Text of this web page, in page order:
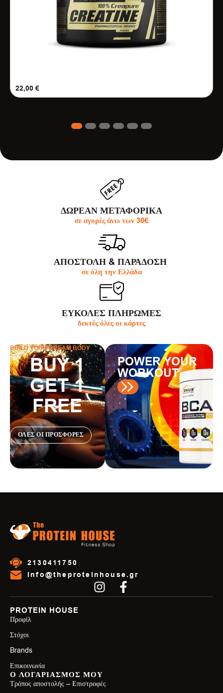
22,00 €
3 4 5 6
ΔΩΡΕΑΝ ΜΕΤΑΦΟΡΙΚΑ
σε αγορές άνω των 30€
ΑΠΟΣΤΟΛΗ & ΠΑΡΆΔΟΣΗ
σε όλη την Ελλάδα
ΕΥΚΟΛΕΣ ΠΛΗΡΩΜΕΣ
δεκτές όλες οι κάρτες
BUILD YOUR DREAM BODY
BUY 1
GET 1
FREE
ΟΛΕΣ ΟΙ ΠΡΟΣΦΟΡΕΣ
POWER YOUR
WORKOUT
2130411750
info@theproteinhouse.gr
PROTEIN HOUSE
Προφίλ
Στόχοι
Brands
Επικοινωνία
Ο ΛΟΓΑΡΙΑΣΜΟΣ ΜΟΥ
Τρόπος αποστολής – Επιστροφές